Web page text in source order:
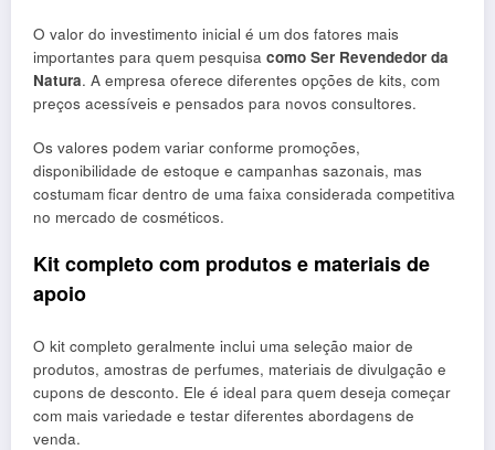
O valor do investimento inicial é um dos fatores mais
importantes para quem pesquisa como Ser Revendedor da
Natura. A empresa oferece diferentes opções de kits, com
preços acessíveis e pensados para novos consultores.
Os valores podem variar conforme promoções,
disponibilidade de estoque e campanhas sazonais, mas
costumam ficar dentro de uma faixa considerada competitiva
no mercado de cosméticos.
Kit completo com produtos e materiais de
apoio
O kit completo geralmente inclui uma seleção maior de
produtos, amostras de perfumes, materiais de divulgação e
cupons de desconto. Ele é ideal para quem deseja começar
com mais variedade e testar diferentes abordagens de
venda.